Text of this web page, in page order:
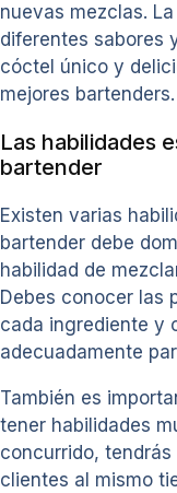
nuevas mezclas.
diferentes sabores
cóctel único y
mejores bartenders.
Las habilidades
bartender
Existen varias
bartender debe
habilidad de
Debes conocer las
cada ingrediente y
adecuadamente
También es
tener habilidades
concurrido,
clientes al mismo